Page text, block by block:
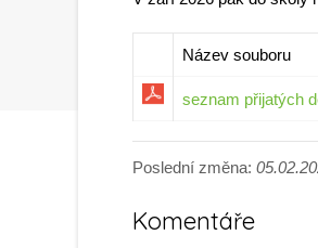
Název souboru
seznam přijatých
Poslední změna:
Komentáře